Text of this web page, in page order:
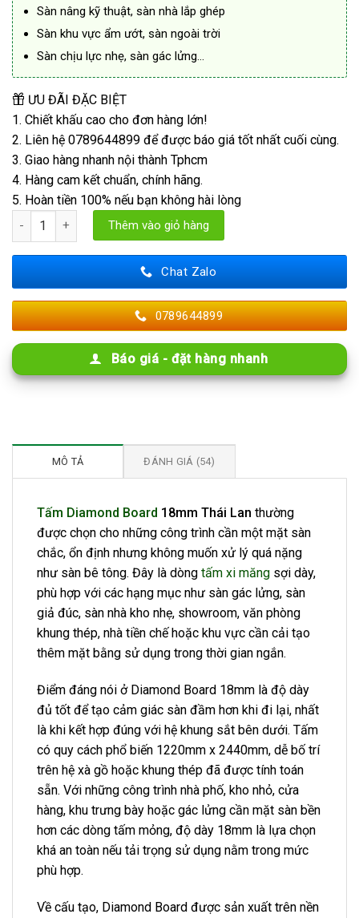
Sàn nâng kỹ thuật, sàn nhà lắp ghép
Sàn khu vực ẩm ướt, sàn ngoài trời
Sàn chịu lực nhẹ, sàn gác lửng…
ƯU ĐÃI ĐẶC BIỆT
1. Chiết khấu cao cho đơn hàng lớn!
2. Liên hệ 0789644899 để được báo giá tốt nhất cuối cùng.
3. Giao hàng nhanh nội thành Tphcm
4. Hàng cam kết chuẩn, chính hãng.
5. Hoàn tiền 100% nếu bạn không hài lòng
Tấm Diamond Board 18mm Thái Lan số lượng
Thêm vào giỏ hàng
Chat Zalo
0789644899
Báo giá - đặt hàng nhanh
MÔ TẢ ĐÁNH GIÁ (54)
Tấm Diamond Board 18mm Thái Lan thường
được chọn cho những công trình cần một mặt sàn
chắc, ổn định nhưng không muốn xử lý quá nặng
như sàn bê tông. Đây là dòng tấm xi măng sợi dày,
phù hợp với các hạng mục như sàn gác lửng, sàn
giả đúc, sàn nhà kho nhẹ, showroom, văn phòng
khung thép, nhà tiền chế hoặc khu vực cần cải tạo
thêm mặt bằng sử dụng trong thời gian ngắn.
Điểm đáng nói ở Diamond Board 18mm là độ dày
đủ tốt để tạo cảm giác sàn đầm hơn khi đi lại, nhất
là khi kết hợp đúng với hệ khung sắt bên dưới. Tấm
có quy cách phổ biến 1220mm x 2440mm, dễ bố trí
trên hệ xà gồ hoặc khung thép đã được tính toán
sẵn. Với những công trình nhà phố, kho nhỏ, cửa
hàng, khu trưng bày hoặc gác lửng cần mặt sàn bền
hơn các dòng tấm mỏng, độ dày 18mm là lựa chọn
khá an toàn nếu tải trọng sử dụng nằm trong mức
phù hợp.
Về cấu tạo, Diamond Board được sản xuất trên nền